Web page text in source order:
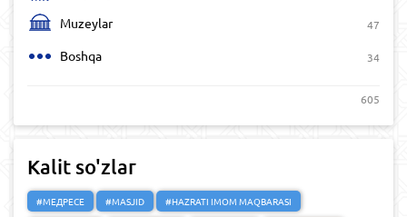
Muzeylar 47
Boshqa 34
605
Kalit so'zlar
#МЕДРЕСЕ #MASJID
#HAZRATI IMOM MAQBARASI